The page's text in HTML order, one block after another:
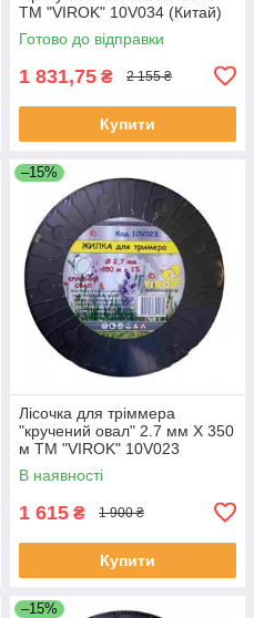
ТМ "VIROK" 10V034 (Китай)
Готово до відправки
1 831,75 ₴ 2 155 ₴
Купити
–15%
Лісочка для тріммера
"кручений овал" 2.7 мм X 350
м ТМ "VIROK" 10V023
(Китай)
В наявності
1 615 ₴ 1 900 ₴
Купити
–15%